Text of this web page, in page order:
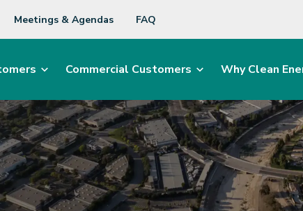
Meetings & Agendas FAQ
Commercial Customers Why Clean